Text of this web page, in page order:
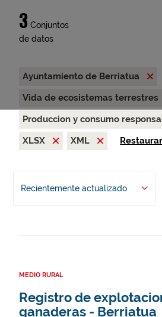
3 Conjuntos
de datos
Ayuntamiento de Berriatua
Vida de ecosistemas terrestres
Produccion y consumo
XLSX
XML
Recientemente actualizado
MEDIO RURAL
Registro de
ganaderas - Berriatua